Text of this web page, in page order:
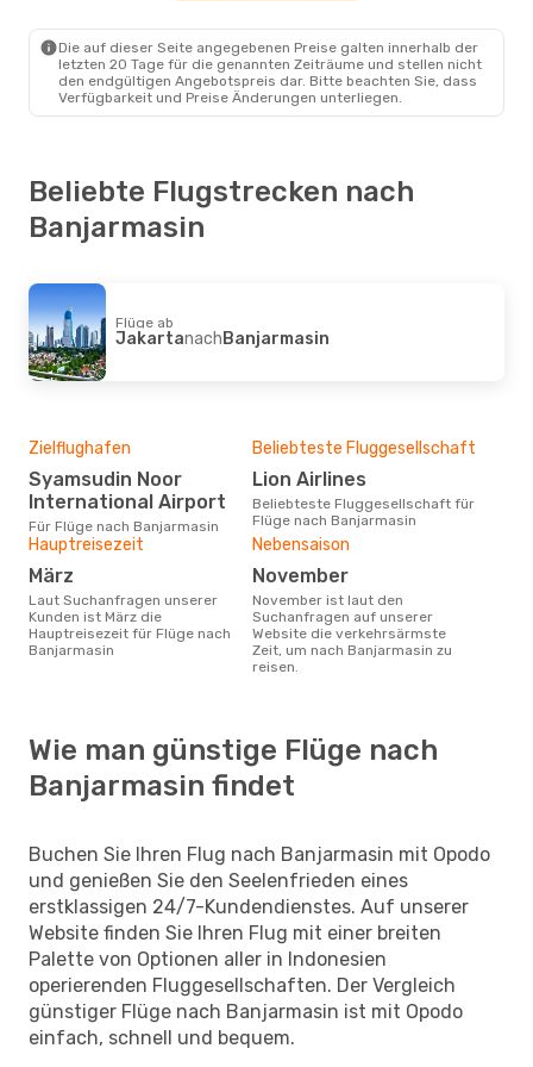
Die auf dieser Seite angegebenen Preise galten innerhalb der
letzten 20 Tage für die genannten Zeiträume und stellen nicht
den endgültigen Angebotspreis dar. Bitte beachten Sie, dass
Verfügbarkeit und Preise Änderungen unterliegen.
Beliebte Flugstrecken nach
Banjarmasin
Flüge ab
JakartanachBanjarmasin
Zielflughafen
Syamsudin Noor
International Airport
Für Flüge nach Banjarmasin
Beliebteste Fluggesellschaft
Lion Airlines
Beliebteste Fluggesellschaft für
Flüge nach Banjarmasin
Hauptreisezeit
März
Laut Suchanfragen unserer
Kunden ist März die
Hauptreisezeit für Flüge nach
Banjarmasin
Nebensaison
November
November ist laut den
Suchanfragen auf unserer
Website die verkehrsärmste
Zeit, um nach Banjarmasin zu
reisen.
Wie man günstige Flüge nach
Banjarmasin findet
Buchen Sie Ihren Flug nach Banjarmasin mit Opodo
und genießen Sie den Seelenfrieden eines
erstklassigen 24/7-Kundendienstes. Auf unserer
Website finden Sie Ihren Flug mit einer breiten
Palette von Optionen aller in Indonesien
operierenden Fluggesellschaften. Der Vergleich
günstiger Flüge nach Banjarmasin ist mit Opodo
einfach, schnell und bequem.